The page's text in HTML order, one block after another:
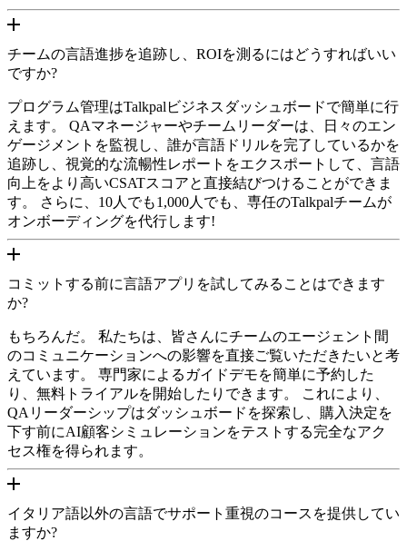
チームの言語進捗を追跡し、ROIを測るにはどうすればいい
ですか?
プログラム管理はTalkpalビジネスダッシュボードで簡単に行
えます。 QAマネージャーやチームリーダーは、日々のエン
ゲージメントを監視し、誰が言語ドリルを完了しているかを
追跡し、視覚的な流暢性レポートをエクスポートして、言語
向上をより高いCSATスコアと直接結びつけることができま
す。 さらに、10人でも1,000人でも、専任のTalkpalチームが
オンボーディングを代行します!
コミットする前に言語アプリを試してみることはできます
か?
もちろんだ。 私たちは、皆さんにチームのエージェント間
のコミュニケーションへの影響を直接ご覧いただきたいと考
えています。 専門家によるガイドデモを簡単に予約した
り、無料トライアルを開始したりできます。 これにより、
QAリーダーシップはダッシュボードを探索し、購入決定を
下す前にAI顧客シミュレーションをテストする完全なアク
セス権を得られます。
イタリア語以外の言語でサポート重視のコースを提供してい
ますか?